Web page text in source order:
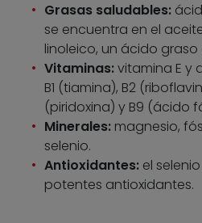
Grasas saludables:
se encuentra en el
linoleico, un ácido
Vitaminas:vitamina E y
B1 (tiamina), B2
(piridoxina) y B9 (ácido
Minerales: magnesio,
selenio.
Antioxidantes: el
potentes antioxidantes.